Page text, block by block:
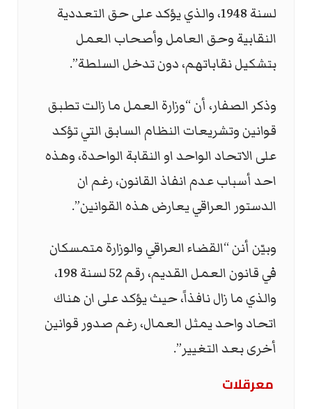
لسنة 1948، والذي يؤكد على حق التعددية
النقابية وحق العامل وأصحاب العمل
بتشكيل نقاباتهم، دون تدخل السلطة”.
وذكر الصفار، أن “وزارة العمل ما زالت تطبق
قوانين وتشريعات النظام السابق التي تؤكد
على الاتحاد الواحد او النقابة الواحدة، وهذه
احد أسباب عدم انفاذ القانون، رغم ان
الدستور العراقي يعارض هذه القوانين”.
وبيّن أنن “القضاء العراقي والوزارة متمسكان
في قانون العمل القديم، رقم 52 لسنة 198،
والذي ما زال نافذاً، حيث يؤكد على ان هناك
اتحاد واحد يمثل العمال، رغم صدور قوانين
أخرى بعد التغيير”.
معرقلات